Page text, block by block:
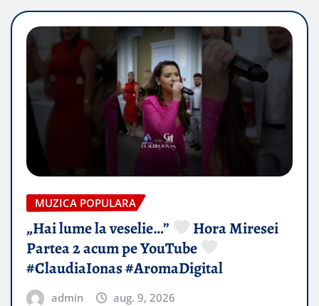
MUZICA POPULARA
„Hai lume la veselie…”
Hora Miresei
Partea 2 acum pe YouTube
#ClaudiaIonas #AromaDigital
admin aug. 9, 2026